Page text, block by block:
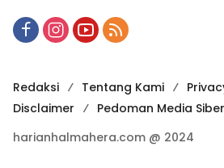
Redaksi Tentang Kami
Disclaimer
Pedoman Media Siber
harianhalmahera.com @ 2024